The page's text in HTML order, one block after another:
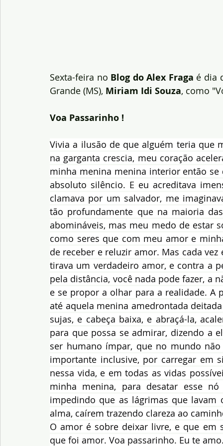
Sexta-feira no Blog do Alex Fraga é dia
Grande (MS), Miriam Idi Souza, como
Voa Passarinho !
Vivia a ilusão de que alguém teria que
na garganta crescia, meu coração
minha menina menina interior então
absoluto silêncio. E eu acreditava
clamava por um salvador, me
tão profundamente que na maioria
abomináveis, mas meu medo de estar
como seres que com meu amor e
de receber e reluzir amor. Mas cada
tirava um verdadeiro amor, e contra a
pela distância, você nada pode fazer, a
e se propor a olhar para a realidade. A
até aquela menina amedrontada
sujas, e cabeça baixa, e abraçá-la,
para que possa se admirar, dizendo a
ser humano ímpar, que no mundo
importante inclusive, por carregar em
nessa vida, e em todas as vidas
minha menina, para desatar esse
impedindo que as lágrimas que lavam
alma, caírem trazendo clareza ao
O amor é sobre deixar livre, e que em
que foi amor. Voa passarinho. Eu te amo.